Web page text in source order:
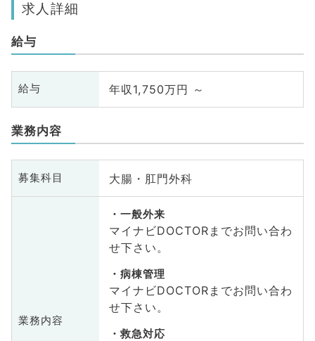
求人詳細
給与
給与 年収1,750万円 ～
業務内容
募集科目 大腸・肛門外科
業務内容
一般外来
マイナビDOCTORまでお問い合わ
せ下さい。
病棟管理
マイナビDOCTORまでお問い合わ
せ下さい。
救急対応